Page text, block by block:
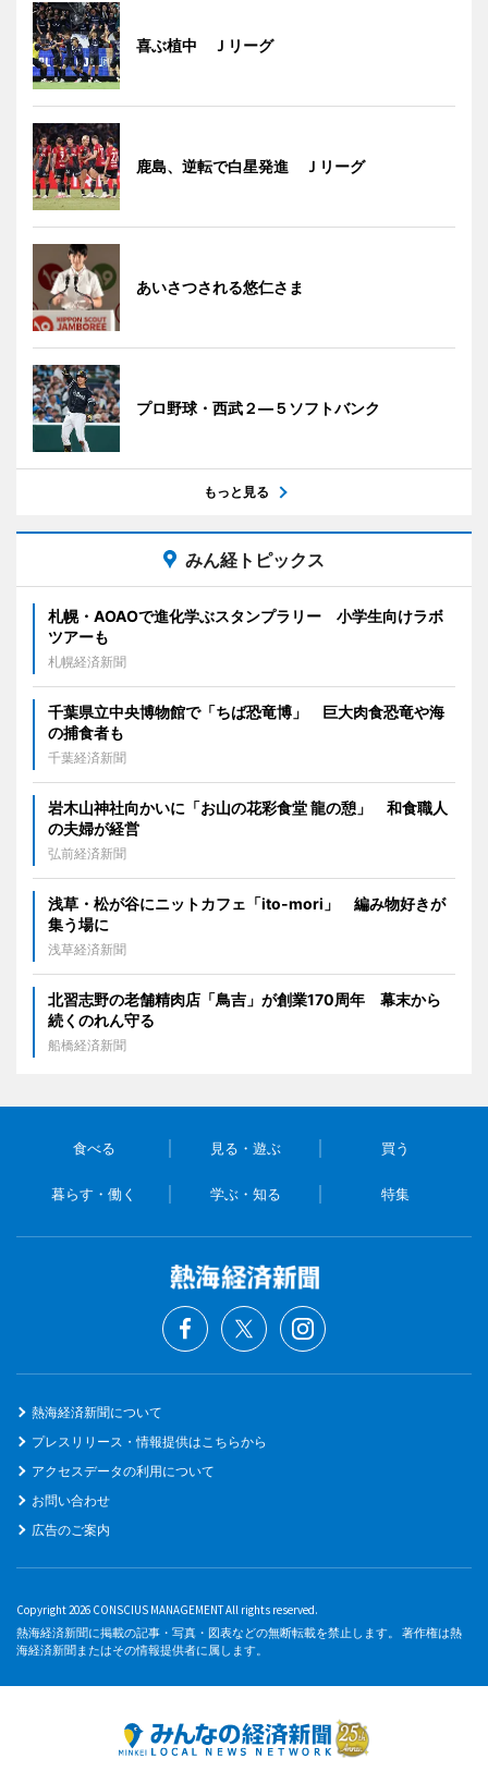
喜ぶ植中 Ｊリーグ
鹿島、逆転で白星発進 Ｊリーグ
あいさつされる悠仁さま
プロ野球・西武２―５ソフトバンク
もっと見る
みん経トピックス
札幌・AOAOで進化学ぶスタンプラリー 小学生向けラボ
ツアーも
札幌経済新聞
千葉県立中央博物館で「ちば恐竜博」 巨大肉食恐竜や海
の捕食者も
千葉経済新聞
岩木山神社向かいに「お山の花彩食堂 龍の憩」 和食職人
の夫婦が経営
弘前経済新聞
浅草・松が谷にニットカフェ「ito-mori」 編み物好きが
集う場に
浅草経済新聞
北習志野の老舗精肉店「鳥吉」が創業170周年 幕末から
続くのれん守る
船橋経済新聞
食べる 見る・遊ぶ 買う
暮らす・働く 学ぶ・知る 特集
熱海経済新聞について
プレスリリース・情報提供はこちらから
アクセスデータの利用について
お問い合わせ
広告のご案内
Copyright 2026 CONSCIUS MANAGEMENT All rights reserved.
熱海経済新聞に掲載の記事・写真・図表などの無断転載を禁止します。 著作権は熱
海経済新聞またはその情報提供者に属します。